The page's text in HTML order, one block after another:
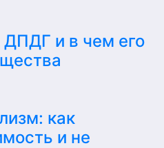
ДПДГ и в чем его
как
и не